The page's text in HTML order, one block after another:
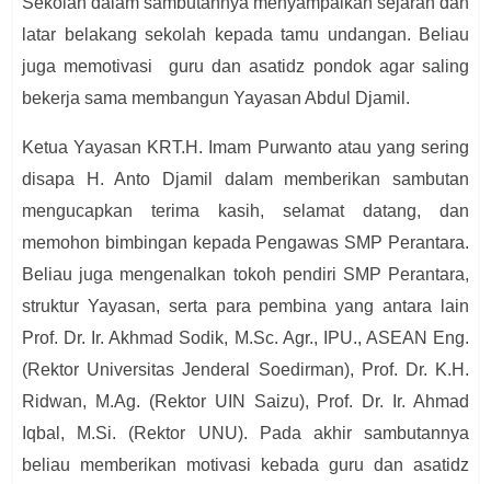
latar belakang sekolah kepada tamu undangan. Beliau
juga memotivasi guru dan asatidz pondok agar saling
bekerja sama membangun Yayasan Abdul Djamil.
Ketua Yayasan KRT.H. Imam Purwanto atau yang sering
disapa H. Anto Djamil dalam memberikan sambutan
mengucapkan terima kasih, selamat datang, dan
memohon bimbingan kepada Pengawas SMP Perantara.
Beliau juga mengenalkan tokoh pendiri SMP Perantara,
struktur Yayasan, serta para pembina yang antara lain
Prof. Dr. Ir. Akhmad Sodik, M.Sc. Agr., IPU., ASEAN Eng.
(Rektor Universitas Jenderal Soedirman), Prof. Dr. K.H.
Ridwan, M.Ag. (Rektor UIN Saizu), Prof. Dr. Ir. Ahmad
Iqbal, M.Si. (Rektor UNU). Pada akhir sambutannya
beliau memberikan motivasi kebada guru dan asatidz